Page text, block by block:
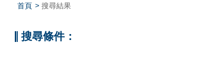
首頁 搜尋結果
搜尋條件：